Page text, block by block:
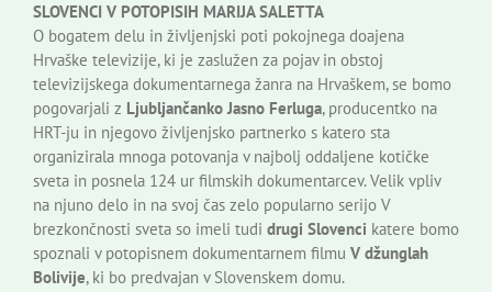
Izdavaštvo
Korisne informacije
SLOVENCI V POTOPISIH MARIJA SALETTA
O bogatem delu in življenjski poti pokojnega doajena
Hrvaške televizije, ki je zaslužen za pojav in obstoj
televizijskega dokumentarnega žanra na Hrvaškem, se bomo
pogovarjali z Ljubljančanko Jasno Ferluga, producentko na
HRT-ju in njegovo življenjsko partnerko s katero sta
organizirala mnoga potovanja v najbolj oddaljene kotičke
sveta in posnela 124 ur filmskih dokumentarcev. Velik vpliv
na njuno delo in na svoj čas zelo popularno serijo V
brezkončnosti sveta so imeli tudi drugi Slovenci katere bomo
spoznali v potopisnem dokumentarnem filmu V džunglah
Bolivije, ki bo predvajan v Slovenskem domu.